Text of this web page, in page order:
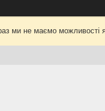
ми не маємо можливості